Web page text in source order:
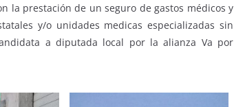
la prestación de un seguro de gastos médicos y
y/o unidades medicas especializadas sin
a diputada local por la alianza Va por